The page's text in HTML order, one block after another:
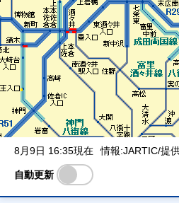
事故 規制 通行止め
8月9日 16:35現在 情報:JARTIC/提
自動更新